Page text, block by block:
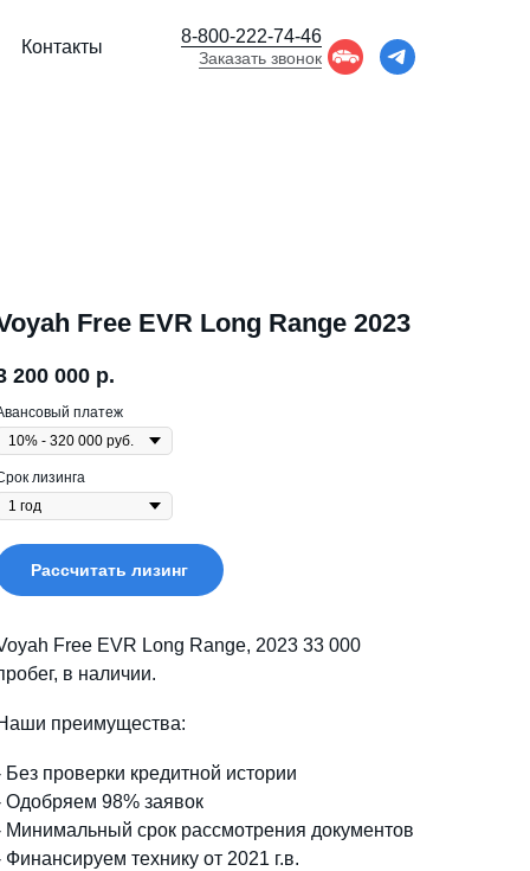
Контакты
8-800-222-74-46
Заказать звонок
Free EVR Long Range 2023
200 000 р.
платеж
лизинга
Рассчитать лизинг
Free EVR Long Range, 2023 33 000
в наличии.
преимущества:
Без проверки кредитной истории
Одобряем 98% заявок
Минимальный срок рассмотрения документов
Финансируем технику от 2021 г.в.